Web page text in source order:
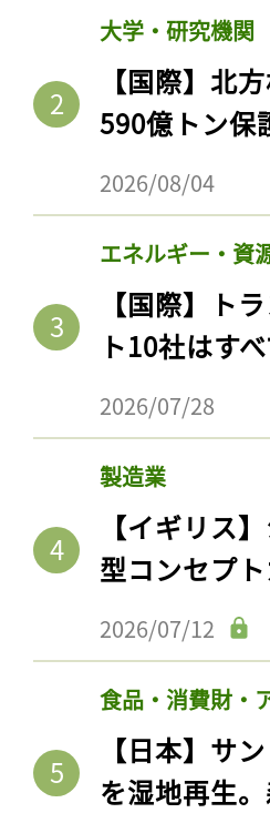
大学・研究機関
【国際】北
590億トン保
2026/08/04
エネルギー・資
【国際】ト
ト10社はす
2026/07/28
製造業
【イギリス
型コンセプ
2026/07/12
食品・消費財・
【日本】サ
を湿地再生